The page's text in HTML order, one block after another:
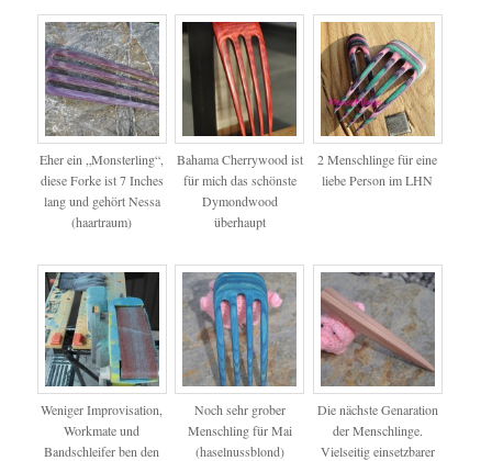
Eher ein „Monsterling“,
diese Forke ist 7 Inches
lang und gehört Nessa
(haartraum)
Bahama Cherrywood ist
für mich das schönste
Dymondwood
überhaupt
2 Menschlinge für eine
liebe Person im LHN
Weniger Improvisation,
Workmate und
Bandschleifer ben den
Noch sehr grober
Menschling für Mai
(haselnussblond)
Die nächste Genaration
der Menschlinge.
Vielseitig einsetzbarer